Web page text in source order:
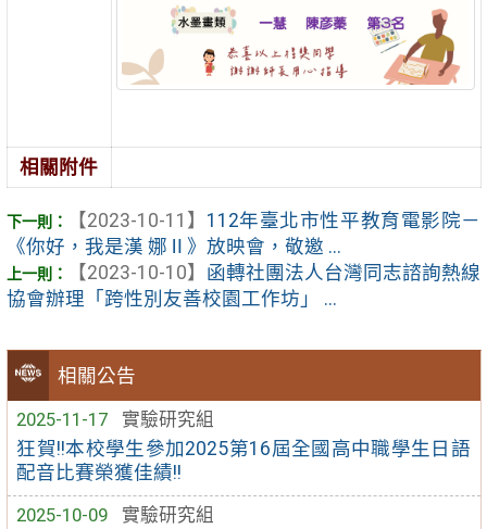
相關公告
2025-11-17
實驗研究組
狂賀!!本校學生參加2025第16屆全國高中職學生日語
配音比賽榮獲佳績!!
2025-10-09
實驗研究組
相關附件
【2023-10-11】 112年臺北市性平教育電影院－
《你好，我是漢 娜Ⅱ》放映會，敬邀 ...
【2023-10-10】 函轉社團法人台灣同志諮詢熱線
協會辦理「跨性別友善校園工作坊」 ...